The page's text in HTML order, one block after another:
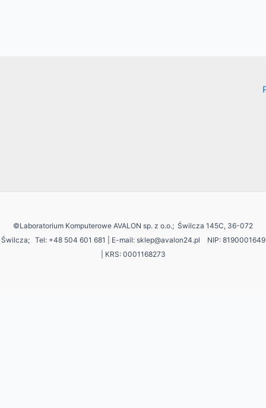
©Laboratorium Komputerowe AVALON sp. z o.o.; Świlcza 145C, 36-072
Świlcza; Tel: +48 504 601 681 | E-mail: sklep@avalon24.pl NIP: 8190001649
| KRS: 0001168273